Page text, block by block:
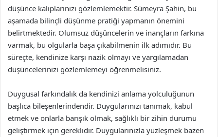
düşünce kalıplarınızı gözlemlemektir. Sümeyra Şahin, bu
aşamada bilinçli düşünme pratiği yapmanın önemini
belirtmektedir. Olumsuz düşüncelerin ve inançların farkına
varmak, bu olgularla başa çıkabilmenin ilk adımıdır. Bu
süreçte, kendinize karşı nazik olmayı ve yargılamadan
düşüncelerinizi gözlemlemeyi öğrenmelisiniz.
Duygusal farkındalık da kendinizi anlama yolculuğunun
başlıca bileşenlerindendir. Duygularınızı tanımak, kabul
etmek ve onlarla barışık olmak, sağlıklı bir zihin durumu
geliştirmek için gereklidir. Duygularınızla yüzleşmek bazen